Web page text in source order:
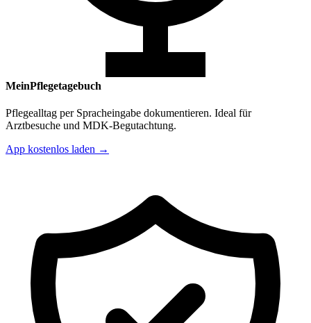
MeinPflegetagebuch
Pflegealltag per Spracheingabe dokumentieren. Ideal für
Arztbesuche und MDK-Begutachtung.
App kostenlos laden →